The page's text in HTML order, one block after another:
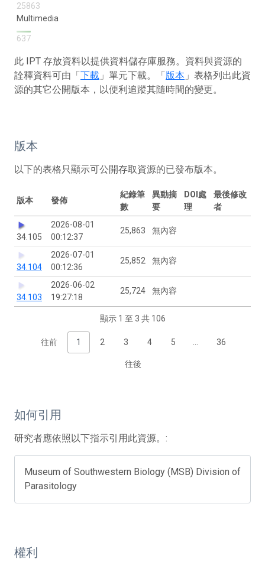
25863
Multimedia
637
此 IPT 存放資料以提供資料儲存庫服務。資料與資源的
詮釋資料可由「下載 」單元下載。「版本 」表格列出此資
源的其它公開版本，以便利追蹤其隨時間的變更。
版本
以下的表格只顯示可公開存取資源的已發布版本。
版本 發佈
紀錄筆
數
異動摘
要
DOI處
理
最後修改
者
34.105
2026-08-01
00:12:37
25,863 無內容
34.104
2026-07-01
00:12:36
25,852 無內容
34.103
2026-06-02
19:27:18
25,724 無內容
顯示 1 至 3 共 106
往前 1 2 3 4 5 36
往後
如何引用
研究者應依照以下指示引用此資源。:
Museum of Southwestern Biology (MSB) Division of
Parasitology
權利